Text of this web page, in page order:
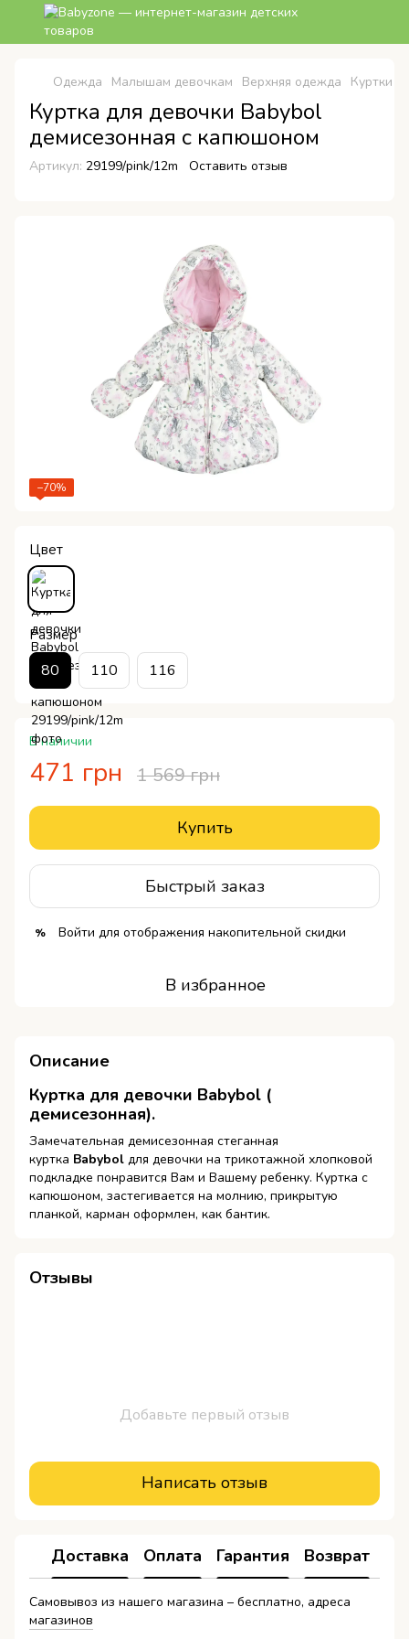
Одежда Малышам девочкам Верхняя одежда Куртки
Куртка для девочки Babybol
демисезонная с капюшоном
Артикул: 29199/pink/12m Оставить отзыв
−70%
Цвет
Размер
80 110 116
В наличии
471 грн 1 569 грн
Купить
Быстрый заказ
% Войти для отображения накопительной скидки
В избранное
Описание
Куртка для девочки Babybol (
демисезонная).
Замечательная демисезонная стеганная
куртка Babybol для девочки на трикотажной хлопковой
подкладке понравится Вам и Вашему ребенку. Куртка с
капюшоном, застегивается на молнию, прикрытую
планкой, карман оформлен, как бантик.
Отзывы
Добавьте первый отзыв
Написать отзыв
Доставка Оплата Гарантия Возврат
Самовывоз из нашего магазина – бесплатно, адреса
магазинов